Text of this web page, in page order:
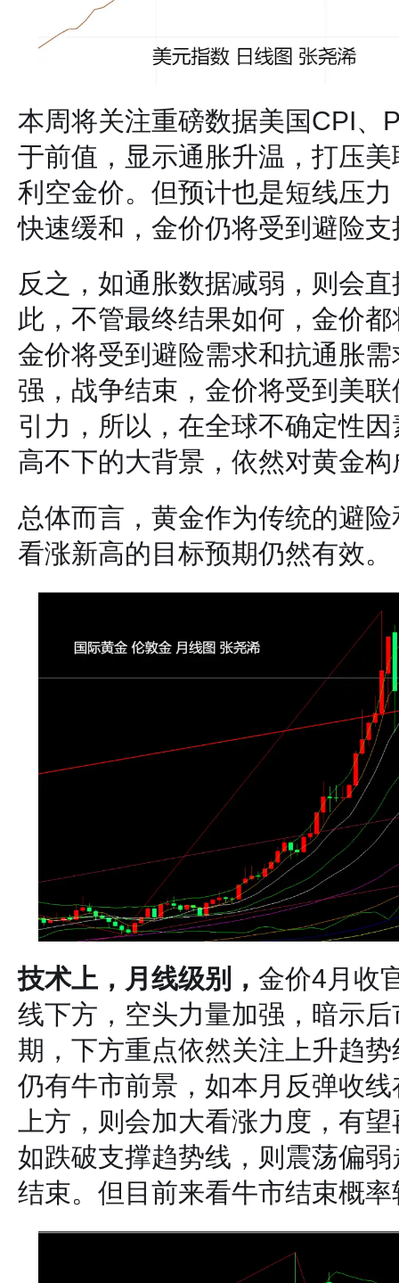
本周将关注重磅数据美国CPI、
于前值，显示通胀升温，打压
利空金价。但预计也是短线压
快速缓和，金价仍将受到避险
反之，如通胀数据减弱，则会
此，不管最终结果如何，金价
金价将受到避险需求和抗通胀
强，战争结束，金价将受到美
引力，所以，在全球不确定性
高不下的大背景，依然对黄金
总体而言，黄金作为传统的避
看涨新高的目标预期仍然有效。
技术上，月线级别， 金价4月收
线下方，空头力量加强，暗示
期，下方重点依然关注上升趋
仍有牛市前景，如本月反弹收
上方，则会加大看涨力度，有
如跌破支撑趋势线，则震荡偏
结束。但目前来看牛市结束概率